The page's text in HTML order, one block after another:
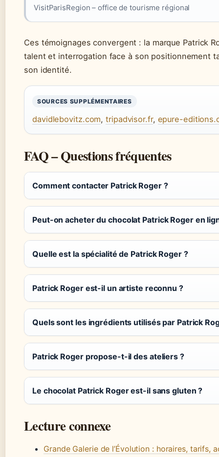
VisitParisRegion – office de tourisme régional
Ces témoignages convergent : la marque Patrick
talent et interrogation face à son positionnement
son identité.
SOURCES SUPPLÉMENTAIRES
davidlebovitz.com,tripadvisor.fr, epure-
FAQ – Questions fréquentes
Comment contacter Patrick Roger ?
Peut-on acheter du chocolat Patrick Roger en
Quelle est la spécialité de Patrick Roger ?
Patrick Roger est-il un artiste reconnu ?
Quels sont les ingrédients utilisés par Patrick
Patrick Roger propose-t-il des ateliers ?
Le chocolat Patrick Roger est-il sans gluten ?
Lecture connexe
Grande Galerie de l’Évolution : horaires, tarifs,